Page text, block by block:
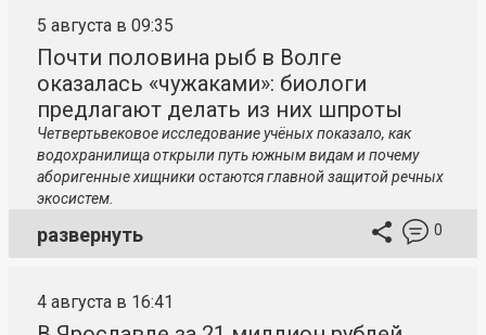
5 августа в 09:35
Почти половина рыб в Волге
оказалась «чужаками»: биологи
предлагают делать из них шпроты
Четвертьвековое исследование учёных показало, как
водохранилища открыли путь южным видам и почему
аборигенные хищники остаются главной защитой речных
экосистем.
развернуть 0
4 августа в 16:41